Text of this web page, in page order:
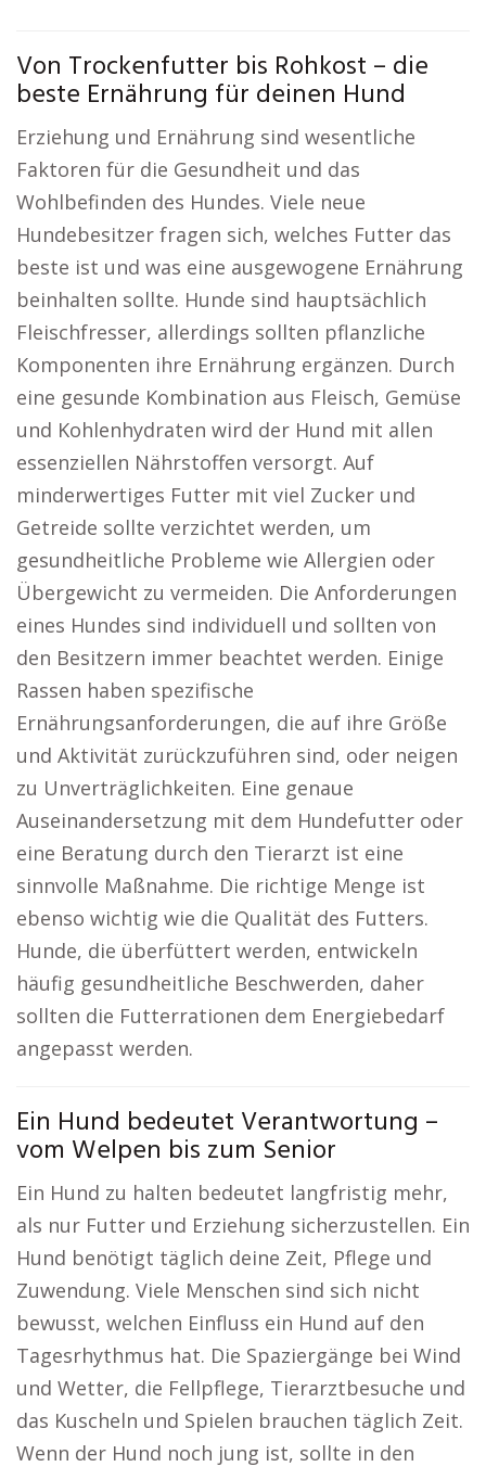
Von Trockenfutter bis Rohkost – die
beste Ernährung für deinen Hund
Erziehung und Ernährung sind wesentliche
Faktoren für die Gesundheit und das
Wohlbefinden des Hundes. Viele neue
Hundebesitzer fragen sich, welches Futter das
beste ist und was eine ausgewogene Ernährung
beinhalten sollte. Hunde sind hauptsächlich
Fleischfresser, allerdings sollten pflanzliche
Komponenten ihre Ernährung ergänzen. Durch
eine gesunde Kombination aus Fleisch, Gemüse
und Kohlenhydraten wird der Hund mit allen
essenziellen Nährstoffen versorgt. Auf
minderwertiges Futter mit viel Zucker und
Getreide sollte verzichtet werden, um
gesundheitliche Probleme wie Allergien oder
Übergewicht zu vermeiden. Die Anforderungen
eines Hundes sind individuell und sollten von
den Besitzern immer beachtet werden. Einige
Rassen haben spezifische
Ernährungsanforderungen, die auf ihre Größe
und Aktivität zurückzuführen sind, oder neigen
zu Unverträglichkeiten. Eine genaue
Auseinandersetzung mit dem Hundefutter oder
eine Beratung durch den Tierarzt ist eine
sinnvolle Maßnahme. Die richtige Menge ist
ebenso wichtig wie die Qualität des Futters.
Hunde, die überfüttert werden, entwickeln
häufig gesundheitliche Beschwerden, daher
sollten die Futterrationen dem Energiebedarf
angepasst werden.
Ein Hund bedeutet Verantwortung –
vom Welpen bis zum Senior
Ein Hund zu halten bedeutet langfristig mehr,
als nur Futter und Erziehung sicherzustellen. Ein
Hund benötigt täglich deine Zeit, Pflege und
Zuwendung. Viele Menschen sind sich nicht
bewusst, welchen Einfluss ein Hund auf den
Tagesrhythmus hat. Die Spaziergänge bei Wind
und Wetter, die Fellpflege, Tierarztbesuche und
das Kuscheln und Spielen brauchen täglich Zeit.
Wenn der Hund noch jung ist, sollte in den